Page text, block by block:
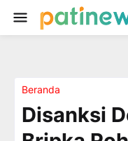
Beranda
Disanksi